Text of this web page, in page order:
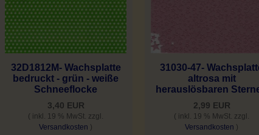
32D1812M- Wachsplatte
bedruckt - grün - weiße
Schneeflocke
3,40 EUR
( inkl. 19 % MwSt. zzgl.
Versandkosten )
31030-47-
altrosa mit
herauslösbaren
2,99 EUR
( inkl. 19 % MwSt. zzgl.
Versandkosten )